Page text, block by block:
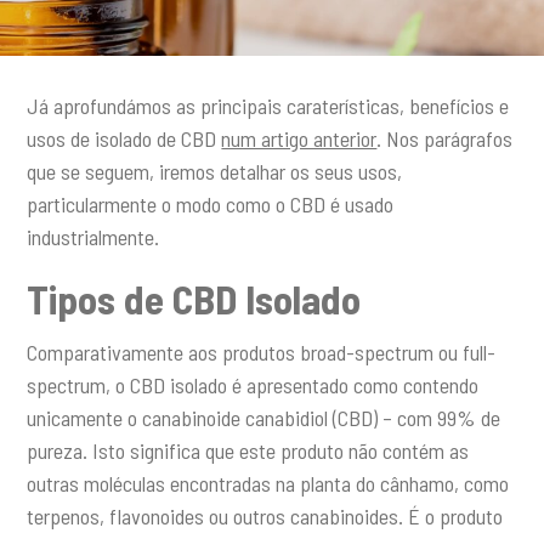
Já aprofundámos as principais caraterísticas, benefícios e
usos de isolado de CBDnum artigo anterior. Nos parágrafos
que se seguem, iremos detalhar os seus usos,
particularmente o modo como o CBD é usado
industrialmente.
Tipos de CBD Isolado
Comparativamente aos produtos broad-spectrum ou full-
spectrum, o CBD isolado é apresentado como contendo
unicamente o canabinoide canabidiol (CBD) – com 99% de
pureza. Isto significa que este produto não contém as
outras moléculas encontradas na planta do cânhamo, como
terpenos, flavonoides ou outros canabinoides. É o produto